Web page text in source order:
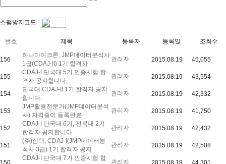
스팸방지코드 :
번호 제목 등록자 등록일 조회수
156
하나마이크론, JMP데이터분석사
1급(CDAJ-II) 1기 합격자
관리자 2015.08.19 45,055
155
CDAJ-I 단국대 5기 인증시험 합
격자 공지합니다.
관리자 2015.08.19 43,554
154
단국대 CDAJ-II 1기 합격자 공지
합니다.
관리자 2015.08.19 42,332
153
JMP활용전문가(JMP데이터분석
사) 자격증이 등록완료
관리자 2015.08.19 41,750
152
CDAJ-I 단국대 6기, 전북대 2기
합격자 공지합니다.
관리자 2015.08.19 42,432
151
(주)심텍, CDAJ-I(JMP데이터분
석사 3급) 1기 합격자 공지
관리자 2015.08.19 42,508
150
CDAJ-I 단국대 7기 인증시험 합
관리자 2015.08.19 44,301